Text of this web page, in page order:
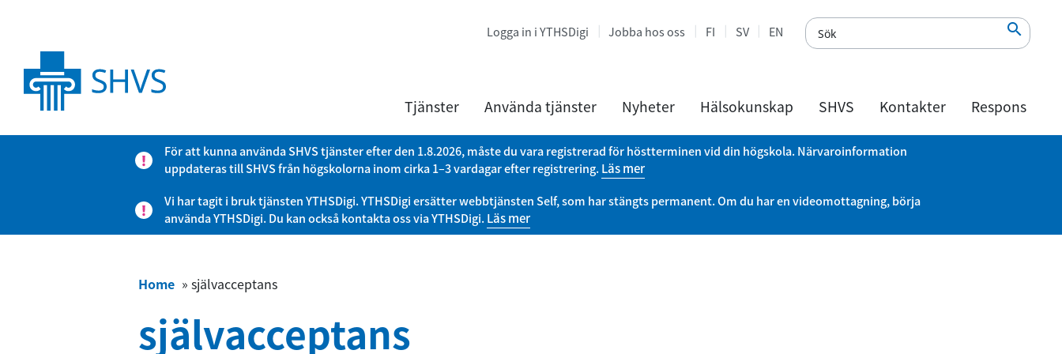
Logga in i YTHSDigi Jobba hos oss FI SV EN 
Tjänster Använda tjänster Nyheter Hälsokunskap SHVS Kontakter Respons
För att kunna använda SHVS tjänster efter den 1.8.2026, måste du vara registrerad för höstterminen vid din högskola. Närvaroinformation
uppdateras till SHVS från högskolorna inom cirka 1–3 vardagar efter registrering.Läs mer
Vi har tagit i bruk tjänsten YTHSDigi. YTHSDigi ersätter webbtjänsten Self, som har stängts permanent. Om du har en videomottagning, börja
använda YTHSDigi. Du kan också kontakta oss via YTHSDigi.Läs mer
Home » självacceptans
självacceptans